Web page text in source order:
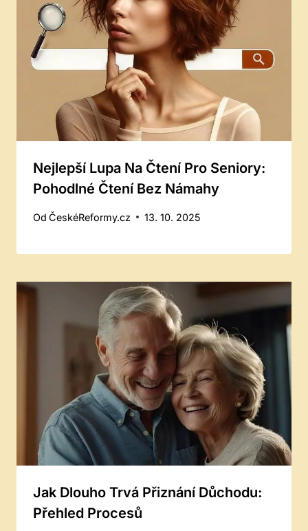
Nejlepší Lupa Na Čtení Pro Seniory:
Pohodlné Čtení Bez Námahy
Od ČeskéReformy.cz 13. 10. 2025
Jak Dlouho Trvá Přiznání Důchodu:
Přehled Procesů